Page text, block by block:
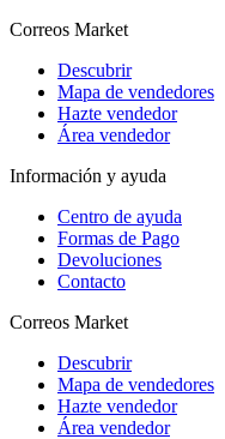
Correos Market
Descubrir
Mapa de vendedores
Hazte vendedor
Área vendedor
Información y ayuda
Centro de ayuda
Formas de Pago
Devoluciones
Contacto
Correos Market
Descubrir
Mapa de vendedores
Hazte vendedor
Área vendedor